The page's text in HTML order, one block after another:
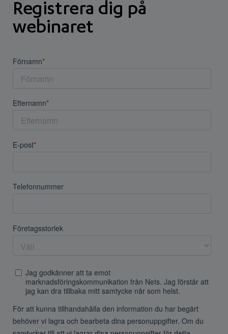
Registrera dig på
webinaret